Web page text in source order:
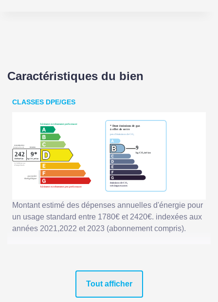
Caractéristiques du bien
CLASSES DPE/GES
Montant estimé des dépenses annuelles d'énergie pour
un usage standard entre 1780€ et 2420€. indexées aux
années 2021,2022 et 2023 (abonnement compris).
Tout afficher